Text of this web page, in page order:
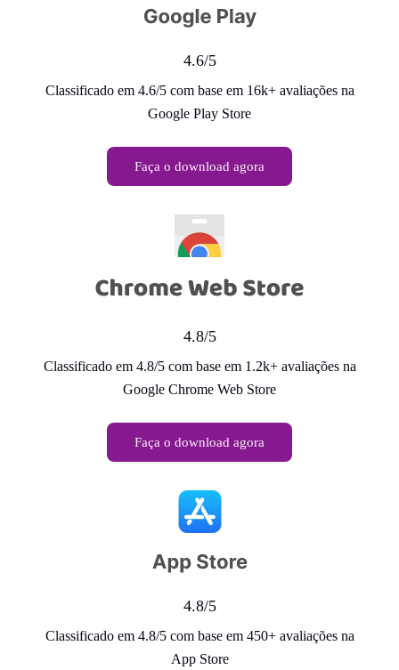
4.6/5
Classificado em 4.6/5 com base em 16k+ avaliações na
Google Play Store
Faça o download agora
4.8/5
Classificado em 4.8/5 com base em 1.2k+ avaliações na
Google Chrome Web Store
Faça o download agora
4.8/5
Classificado em 4.8/5 com base em 450+ avaliações na
App Store